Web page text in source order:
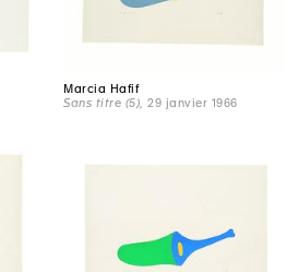
Marcia Hafif
Sans titre (5) , 29 janvier 1966